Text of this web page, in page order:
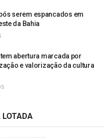
serem espancados em
da Bahia
tem abertura marcada por
e valorização da cultura
LOTADA